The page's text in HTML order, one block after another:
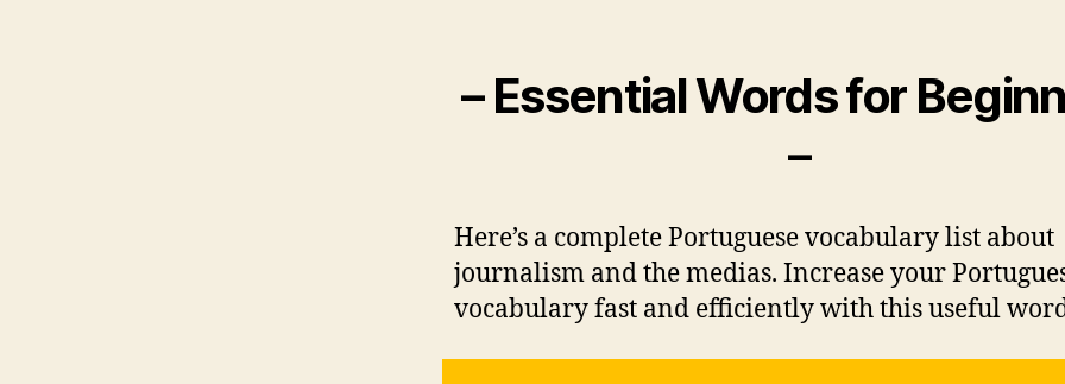
– Essential Words for
–
Here’s a complete Portuguese vocabulary list about
journalism and the medias. Increase your
vocabulary fast and efficiently with this useful